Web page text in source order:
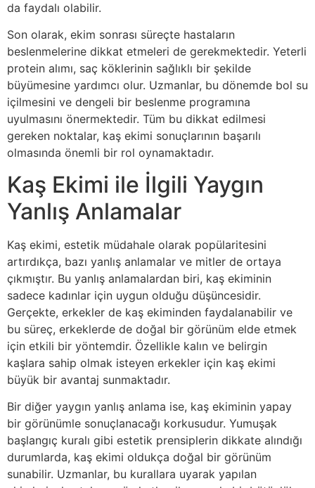
da faydalı olabilir.
Son olarak, ekim sonrası süreçte hastaların
beslenmelerine dikkat etmeleri de gerekmektedir. Yeterli
protein alımı, saç köklerinin sağlıklı bir şekilde
büyümesine yardımcı olur. Uzmanlar, bu dönemde bol su
içilmesini ve dengeli bir beslenme programına
uyulmasını önermektedir. Tüm bu dikkat edilmesi
gereken noktalar, kaş ekimi sonuçlarının başarılı
olmasında önemli bir rol oynamaktadır.
Kaş Ekimi ile İlgili Yaygın
Yanlış Anlamalar
Kaş ekimi, estetik müdahale olarak popülaritesini
artırdıkça, bazı yanlış anlamalar ve mitler de ortaya
çıkmıştır. Bu yanlış anlamalardan biri, kaş ekiminin
sadece kadınlar için uygun olduğu düşüncesidir.
Gerçekte, erkekler de kaş ekiminden faydalanabilir ve
bu süreç, erkeklerde de doğal bir görünüm elde etmek
için etkili bir yöntemdir. Özellikle kalın ve belirgin
kaşlara sahip olmak isteyen erkekler için kaş ekimi
büyük bir avantaj sunmaktadır.
Bir diğer yaygın yanlış anlama ise, kaş ekiminin yapay
bir görünümle sonuçlanacağı korkusudur. Yumuşak
başlangıç kuralı gibi estetik prensiplerin dikkate alındığı
durumlarda, kaş ekimi oldukça doğal bir görünüm
sunabilir. Uzmanlar, bu kurallara uyarak yapılan